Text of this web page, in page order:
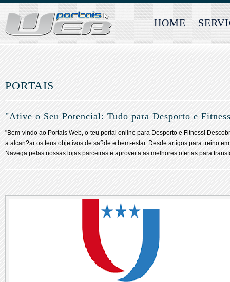
HOME
PORTAIS
"Ative o Seu Potencial: Tudo para Desporto e
"Bem-vindo ao Portais Web, o teu portal online para Desporto e Fitness!
a alcan?ar os teus objetivos de sa?de e bem-estar. Desde artigos para treino
Navega pelas nossas lojas parceiras e aproveita as melhores ofertas para